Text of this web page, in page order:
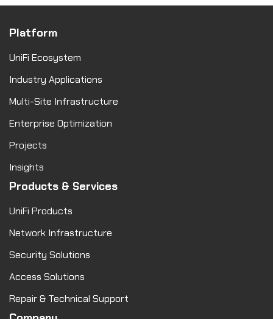
Platform
UniFi Ecosystem
Industry Applications
Multi-Site Infrastructure
Enterprise Optimization
Projects
Insights
Products & Services
UniFi Products
Network Infrastructure
Security Solutions
Access Solutions
Repair & Technical Support